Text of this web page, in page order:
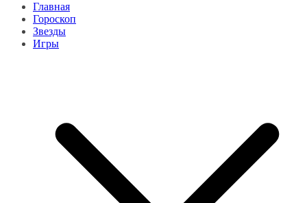
Главная
Гороскоп
Звезды
Игры